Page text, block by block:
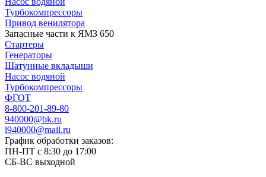
Турбокомпрессоры
Привод венилятора
Запасные части к ЯМЗ 650
Стартеры
Генераторы
Шатунные вкладыши
Насос водяной
Турбокомпрессоры
ФГОТ
8-800-201-89-80
940000@bk.ru
l940000@mail.ru
График обработки заказов:
ПН-ПТ с 8:30 до 17:00
СБ-ВС выходной